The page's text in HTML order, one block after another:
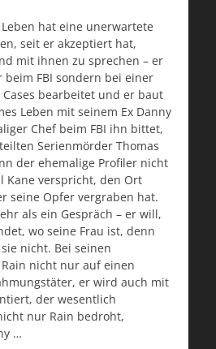
hat eine unerwartete
seit er akzeptiert hat,
mit ihnen zu sprechen – er
FBI sondern bei einer
bearbeitet und er baut
Leben mit seinem Ex Danny
Chef beim FBI ihn bittet,
Serienmörder Thomas
der ehemalige Profiler nicht
Kane verspricht, den Ort
seine Opfer vergraben hat.
als ein Gespräch – er will,
wo seine Frau ist, denn
nicht. Bei seinen
nicht nur auf einen
er wird auch mit
der wesentlich
nur Rain bedroht,
…